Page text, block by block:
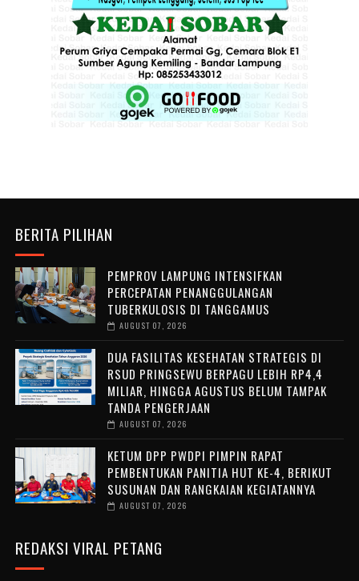
BERITA PILIHAN
PEMPROV LAMPUNG INTENSIFKAN
PERCEPATAN PENANGGULANGAN
TUBERKULOSIS DI TANGGAMUS
AUGUST 07, 2026
DUA FASILITAS KESEHATAN STRATEGIS DI
RSUD PRINGSEWU BERPAGU LEBIH RP4,4
MILIAR, HINGGA AGUSTUS BELUM TAMPAK
TANDA PENGERJAAN
AUGUST 07, 2026
KETUM DPP PWDPI PIMPIN RAPAT
PEMBENTUKAN PANITIA HUT KE-4, BERIKUT
SUSUNAN DAN RANGKAIAN KEGIATANNYA
AUGUST 07, 2026
REDAKSI VIRAL PETANG